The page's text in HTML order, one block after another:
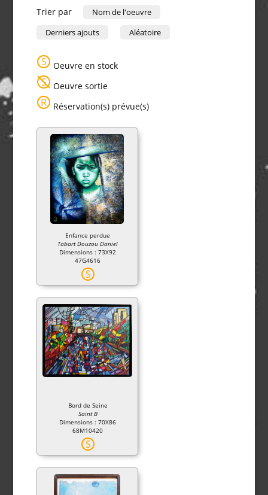
Trier par
S Oeuvre en stock
S Oeuvre sortie
R Réservation(s) prévue(s)
Enfance perdue
Tabart Douzou Daniel
Dimensions : 73X92
47G4616
S
Bord de Seine
Saint B
Dimensions : 70X86
68M10420
S